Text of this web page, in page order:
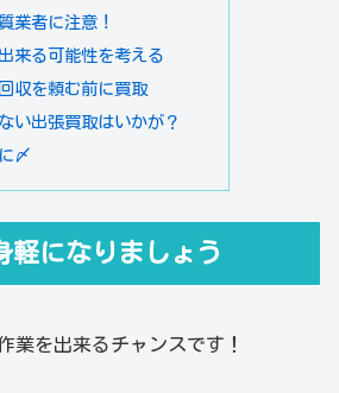
業者に注意！
来る可能性を考える
収を頼む前に買取
い出張買取はいかが？
〆
軽になりましょう
業を出来るチャンスです！